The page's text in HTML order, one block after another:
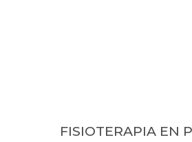
FISIOTERAPIA EN